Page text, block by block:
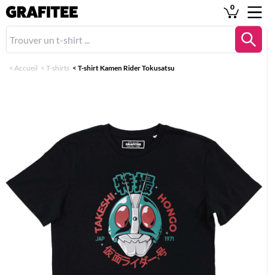
0
< Accueil < T-shirts < T-shirt Kamen Rider Tokusatsu